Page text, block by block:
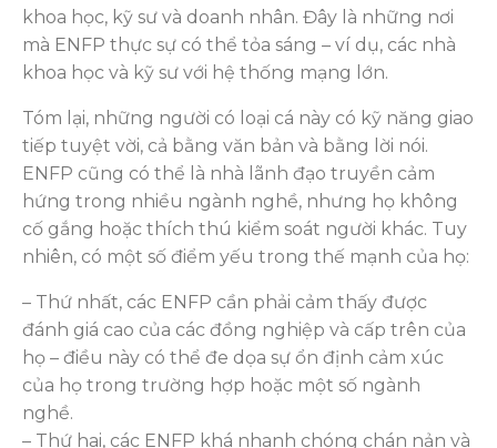
khoa học, kỹ sư và doanh nhân. Đây là những nơi
mà ENFP thực sự có thể tỏa sáng – ví dụ, các nhà
khoa học và kỹ sư với hệ thống mạng lớn.
Tóm lại, những người có loại cá này có kỹ năng giao
tiếp tuyệt vời, cả bằng văn bản và bằng lời nói.
ENFP cũng có thể là nhà lãnh đạo truyền cảm
hứng trong nhiều ngành nghề, nhưng họ không
cố gắng hoặc thích thú kiểm soát người khác. Tuy
nhiên, có một số điểm yếu trong thế mạnh của họ:
– Thứ nhất, các ENFP cần phải cảm thấy được
đánh giá cao của các đồng nghiệp và cấp trên của
họ – điều này có thể đe dọa sự ổn định cảm xúc
của họ trong trường hợp hoặc một số ngành
nghề.
– Thứ hai, các ENFP khá nhanh chóng chán nản và